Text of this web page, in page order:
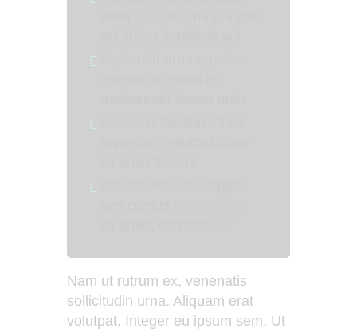
Nam ut rutrum ex, venenatis
sollicitudin urna. Aliquam erat
volutpat. Integer eu ipsum sem. Ut